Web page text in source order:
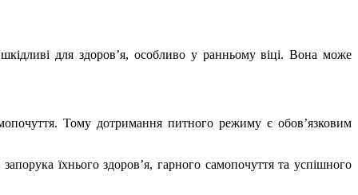
для здоров’я, особливо у ранньому віці. Вона може
Тому дотримання питного режиму є обов’язковим
їхнього здоров’я, гарного самопочуття та успішного